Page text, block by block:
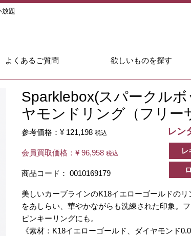
放題
よくあるご質問 欲しいものを探す
Sparklebox(スパークル
ヤモンドリング（フリー
参考価格： ¥ 121,198 税込
会員買取価格： ¥ 96,958 税込
商品コード： 0010169179
レン
レ
美しいカーブラインのK18イエローゴールドの
をあしらい、華やかながらも洗練された印象。
ピンキーリングにも。
《素材：K18イエローゴールド、ダイヤモンド